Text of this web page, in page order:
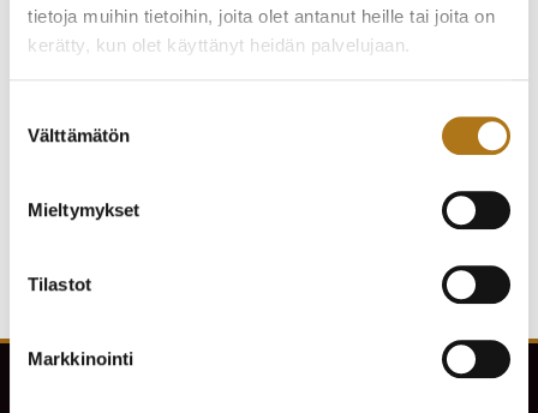
tietoja muihin tietoihin, joita olet antanut heille tai joita on
kerätty, kun olet käyttänyt heidän palvelujaan.
valinta
Välttämätön
Mieltymykset
Tilastot
Markkinointi